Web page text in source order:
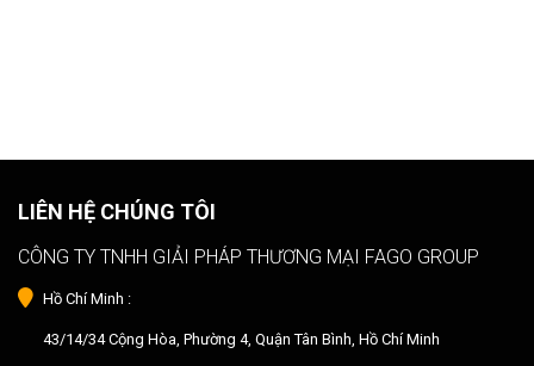
LIÊN HỆ CHÚNG TÔI
CÔNG TY TNHH GIẢI PHÁP THƯƠNG MẠI FAGO GROUP
Hồ Chí Minh :
43/14/34 Cộng Hòa, Phường 4, Quận Tân Bình, Hồ Chí Minh